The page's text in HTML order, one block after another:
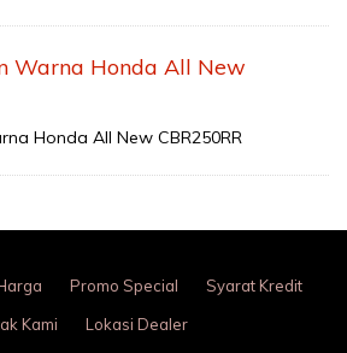
Warna Honda All New
Honda All New CBR250RR
Promo Special
Syarat Kredit
Kami
Lokasi Dealer